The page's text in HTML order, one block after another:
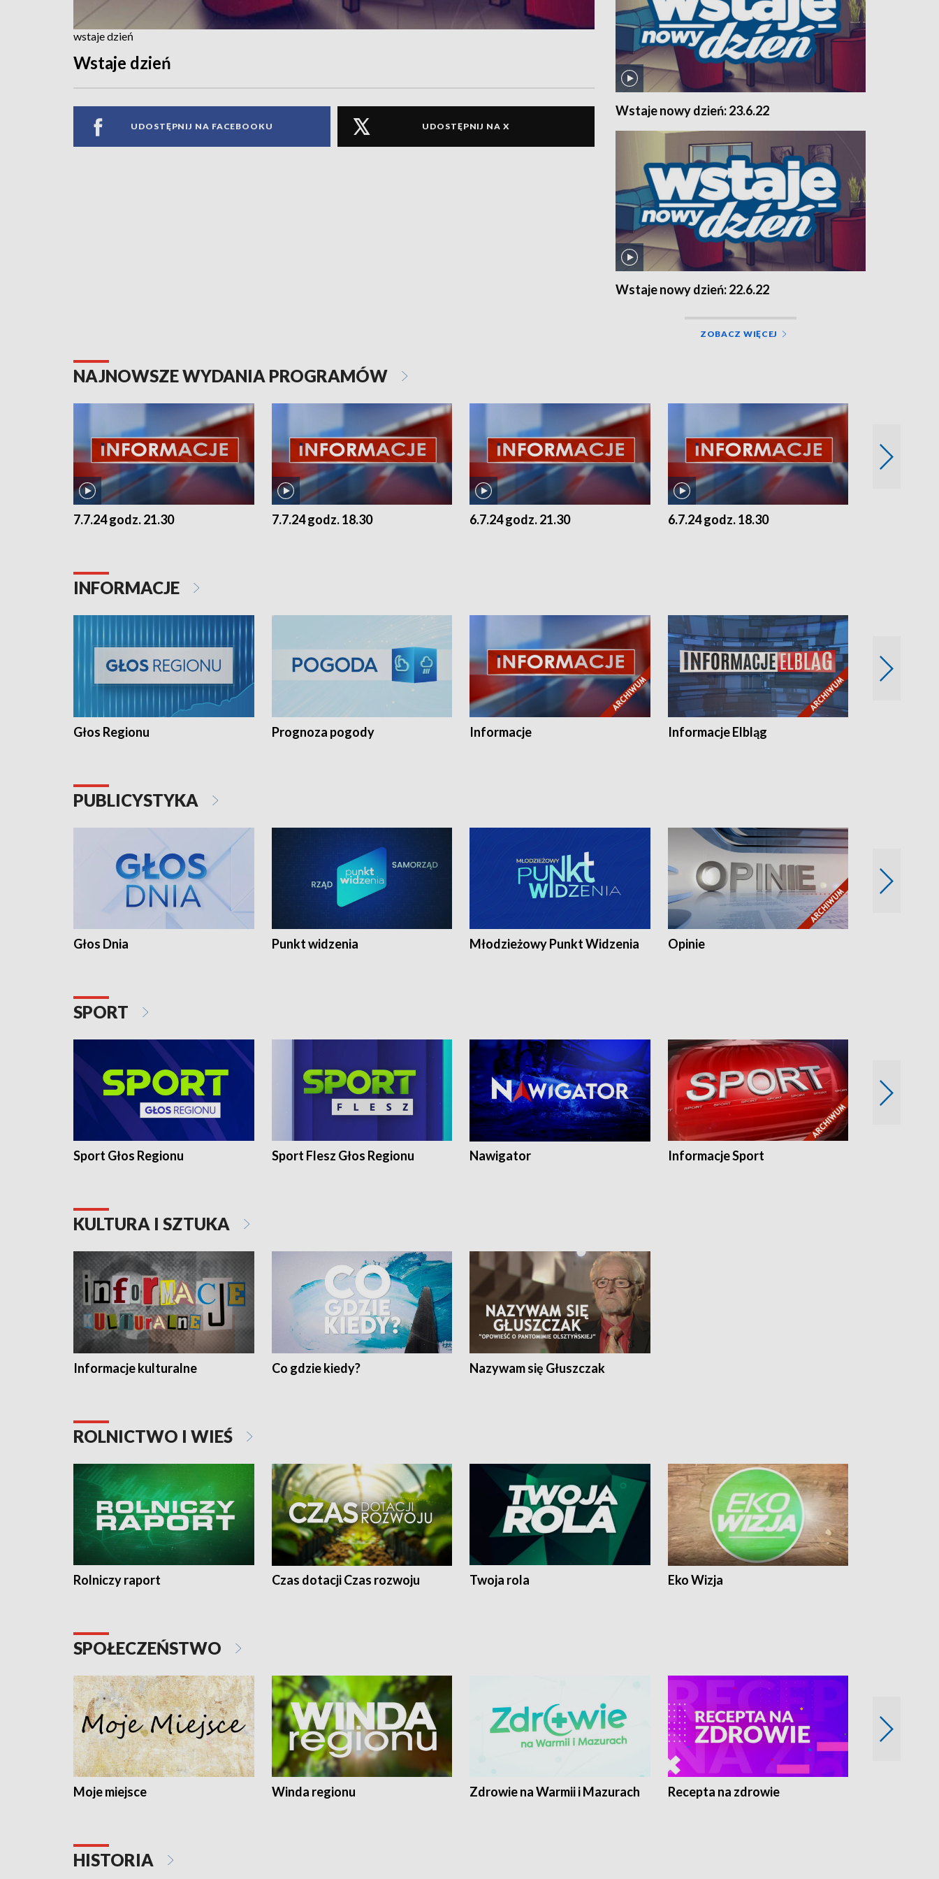
wstaje dzień
Wstaje dzień
UDOSTĘPNIJ NA FACEBOOKU UDOSTĘPNIJ NA X
Wstaje nowy dzień: 23.6.22
Wstaje nowy dzień: 22.6.22
ZOBACZ WIĘCEJ
NAJNOWSZE WYDANIA PROGRAMÓW
7.7.24 godz. 21.30 7.7.24 godz. 18.30 6.7.24 godz. 21.30 6.7.24 godz. 18.30
INFORMACJE
Głos Regionu Prognoza pogody Informacje Informacje Elbląg
PUBLICYSTYKA
Głos Dnia Punkt widzenia Młodzieżowy Punkt Widzenia Opinie
SPORT
Sport Głos Regionu Sport Flesz Głos Regionu Nawigator Informacje Sport
KULTURA I SZTUKA
Informacje kulturalne Co gdzie kiedy? Nazywam się Głuszczak
ROLNICTWO I WIEŚ
Rolniczy raport Czas dotacji Czas rozwoju Twoja rola Eko Wizja
SPOŁECZEŃSTWO
Moje miejsce Winda regionu Zdrowie na Warmii i Mazurach Recepta na zdrowie
HISTORIA